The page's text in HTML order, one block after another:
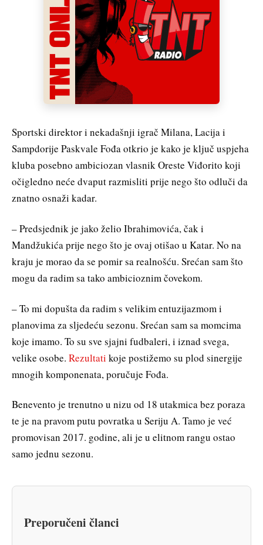
Sportski direktor i nekadašnji igrač Milana, Lacija i
Sampdorije Paskvale Fođa otkrio je kako je ključ uspjeha
kluba posebno ambiciozan vlasnik Oreste Viđorito koji
očigledno neće dvaput razmisliti prije nego što odluči da
znatno osnaži kadar.
– Predsjednik je jako želio Ibrahimovića, čak i
Mandžukića prije nego što je ovaj otišao u Katar. No na
kraju je morao da se pomir sa realnošću. Srećan sam što
mogu da radim sa tako ambicioznim čovekom.
– To mi dopušta da radim s velikim entuzijazmom i
planovima za sljedeću sezonu. Srećan sam sa momcima
koje imamo. To su sve sjajni fudbaleri, i iznad svega,
velike osobe. Rezultati koje postižemo su plod sinergije
mnogih komponenata, poručuje Fođa.
Benevento je trenutno u nizu od 18 utakmica bez poraza
te je na pravom putu povratka u Seriju A. Tamo je već
promovisan 2017. godine, ali je u elitnom rangu ostao
samo jednu sezonu.
Preporučeni članci